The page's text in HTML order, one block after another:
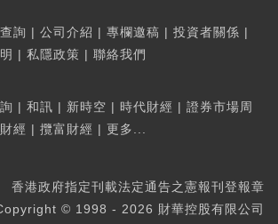
詢 | 公司介紹 | 專欄邀稿 | 投資者關係 |
| 私隱政策 | 聯絡我們
| 和訊 | 新時空 | 時代財經 | 證券市場周
經 | 攬富財經 | 更多...
香港政府指定刊載法定通告之憲報刊登報章
© 1998 - 2026 財華控股有限公司